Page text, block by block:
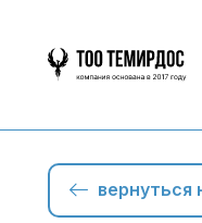
вернуться